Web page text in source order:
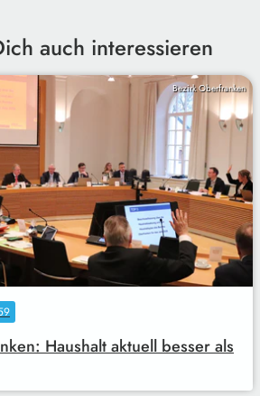
auch interessieren
Bezirk Oberfranken
Haushalt aktuell besser als